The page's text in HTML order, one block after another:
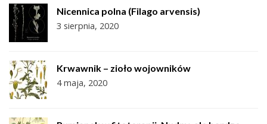
Nicennica polna (Filago arvensis)
3 sierpnia, 2020
Krwawnik – zioło wojowników
4 maja, 2020